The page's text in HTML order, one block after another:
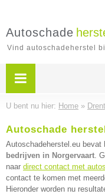
Autoschade
Vind autoschadeherstel
U bent nu hier: Home »
Autoschade
Autoschadeherstel.eu bevat
bedrijven in Norgervaart.
naar direct contact met
contact te komen met
Hieronder worden nu